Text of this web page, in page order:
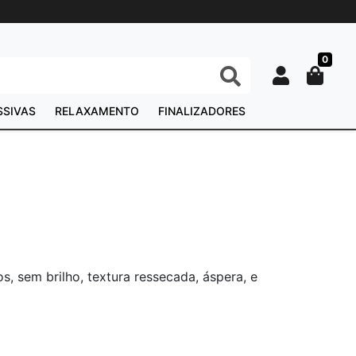
0
RELAXAMENTO FINALIZADORES
sem brilho, textura ressecada, áspera, e